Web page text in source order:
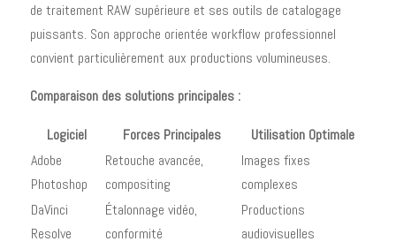
de traitement RAW supérieure et ses outils de catalogage
puissants. Son approche orientée workflow professionnel
convient particulièrement aux productions volumineuses.
Comparaison des solutions principales :
Logiciel Forces Principales
Utilisation Optimale
Adobe
Photoshop
Retouche avancée,
compositing
Images fixes
complexes
DaVinci
Resolve
Étalonnage vidéo,
conformité
Productions
audiovisuelles